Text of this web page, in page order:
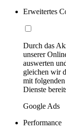
Erweitertes
Durch das
unserer
auswerten
gleichen wir
mit
Dienste
Google Ads
Performance